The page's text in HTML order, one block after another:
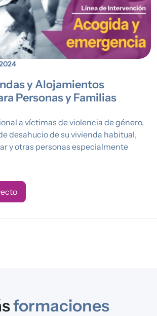
y Alojamientos
Personas y Familias
a víctimas de violencia de género,
desahucio de su vivienda habitual,
y otras personas especialmente
formaciones